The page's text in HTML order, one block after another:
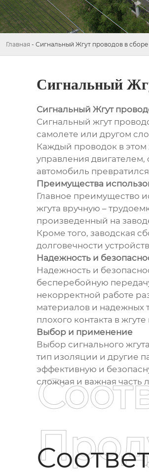
Главная - Сигнальный Жгут проводов в сборе
Сигнальный
Сигнальный Жгут
Сигнальный жгут
самолете или другом
Каждый проводок в этом
управления двигателем,
автомобиль
Преимущества
Главное преимущество
жгута вручную –
произведенный на
Кроме того, заводская
долговечности
Надежность и
Надежность и
бесперебойную
некорректной работе
материалов и надежных
плохого контакта в
Выбор и применение
Выбор сигнального
тип изоляции и другие
эффективную и
сложная и важная часть